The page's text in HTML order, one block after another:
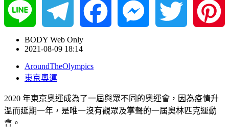
Line Telegram Facebook Messenger Twitter
Pinterest
BODY Web Only
2021-08-09 18:14
AroundTheOlympics
東京奧運
2020 年東京奧運成為了一屆與眾不同的奧運會，因為疫情升
溫而延期一年，是唯一沒有觀眾及掌聲的一屆奧林匹克運動
會。